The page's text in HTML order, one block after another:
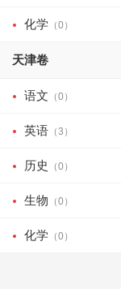
化学 （0）
天津卷
语文 （0）
英语 （3）
历史 （0）
生物 （0）
化学 （0）